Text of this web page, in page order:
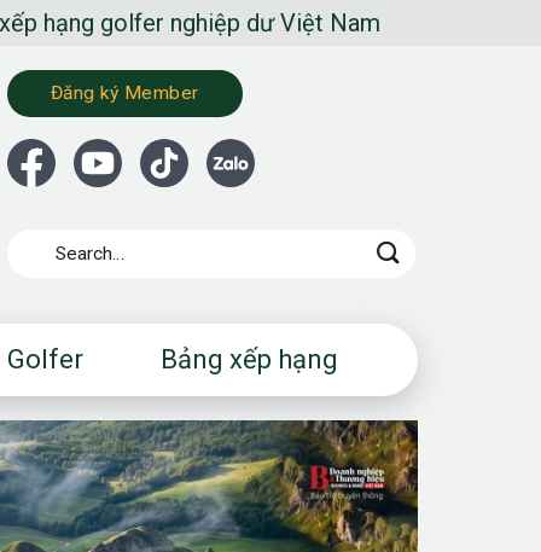
nghiệp dư Việt Nam
Đăng ký Member
Golfer Bảng xếp hạng